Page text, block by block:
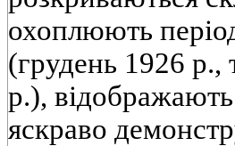
охоплюють
(грудень 1926 р.,
р.), відображають
яскраво